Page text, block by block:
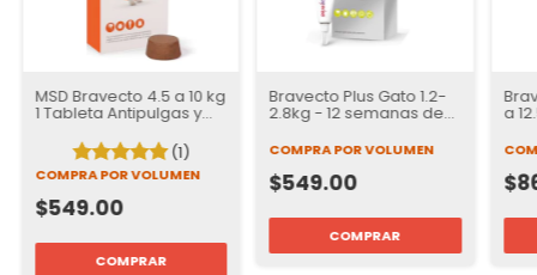
MSD Bravecto 4.5 a 10 kg
1 Tableta Antipulgas y
Garrapatas para Perros
| 12 semanas de
Protección (1)
COMPRA POR VOLUMEN
$549.00
Bravecto Plus Gato 1.2-
2.8kg - 12 semanas de
proteccion
COMPRA POR VOLUMEN
$549.00
a